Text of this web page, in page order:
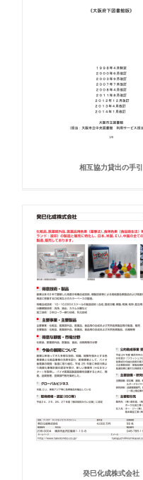
相互協力貸出の手引
癸巳化成株式会社